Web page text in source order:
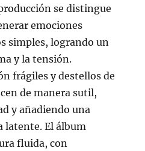
se distingue
emociones
simples, logrando un
y la tensión.
frágiles y destellos de
de manera sutil,
y añadiendo una
latente. El álbum
fluida, con